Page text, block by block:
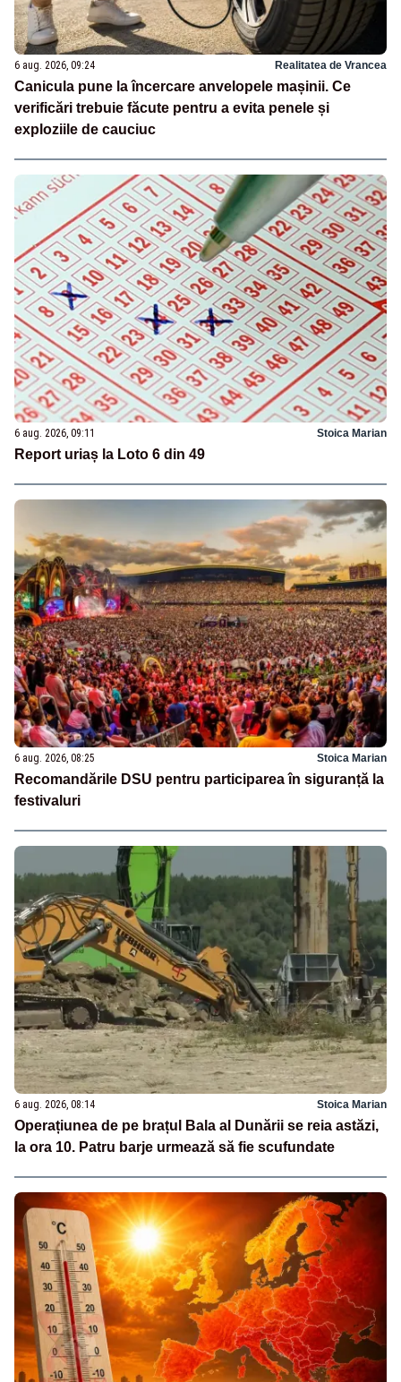
6 aug. 2026, 09:24 Realitatea de Vrancea
Canicula pune la încercare anvelopele mașinii. Ce
verificări trebuie făcute pentru a evita penele și
exploziile de cauciuc
6 aug. 2026, 09:11 Stoica Marian
Report uriaș la Loto 6 din 49
6 aug. 2026, 08:25 Stoica Marian
Recomandările DSU pentru participarea în siguranță la
festivaluri
6 aug. 2026, 08:14 Stoica Marian
Operațiunea de pe brațul Bala al Dunării se reia astăzi,
la ora 10. Patru barje urmează să fie scufundate